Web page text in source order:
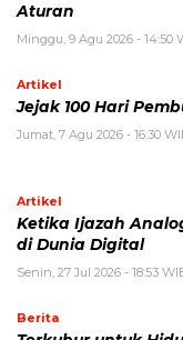
Aturan
Minggu, 9 Agu 2026 - 14:50
Artikel
Jejak 100 Hari
Jumat, 7 Agu 2026 - 16:30
Artikel
Ketika Ijazah
di Dunia Digital
Senin, 27 Jul 2026 - 18:53
Berita